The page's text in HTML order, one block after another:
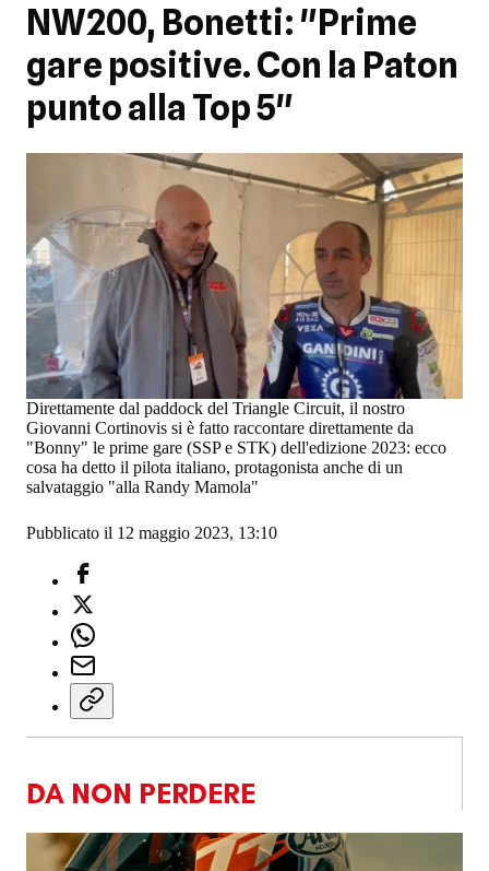
NW200, Bonetti: "Prime
gare positive. Con la Paton
punto alla Top 5"
Direttamente dal paddock del Triangle Circuit, il nostro
Giovanni Cortinovis si è fatto raccontare direttamente da
"Bonny" le prime gare (SSP e STK) dell'edizione 2023: ecco
cosa ha detto il pilota italiano, protagonista anche di un
salvataggio "alla Randy Mamola"
Pubblicato il 12 maggio 2023, 13:10
DA NON PERDERE